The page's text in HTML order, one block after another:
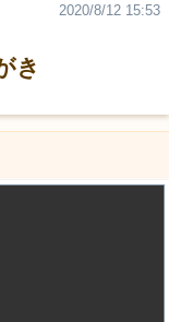
き
2020/8/12 15:53